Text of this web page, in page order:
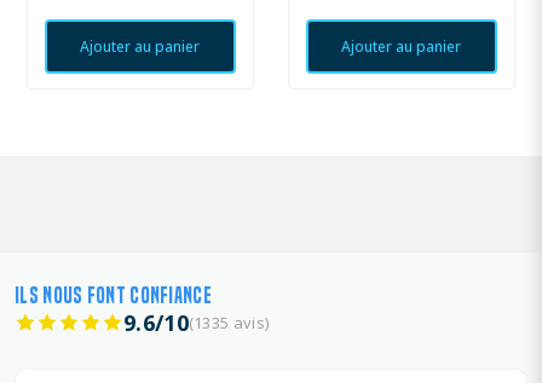
Ajouter au panier Ajouter au panier
ILS NOUS FONT CONFIANCE
9.6/10(1335 avis)